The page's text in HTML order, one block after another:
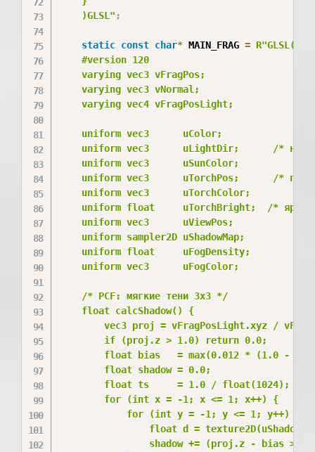
    )GLSL"
;
static const char* MAIN_FRAG = R"GLSL(
    #version 120
    varying vec3 vFragPos;
    varying vec3 vNormal;
    varying vec4 vFragPosLight;
    uniform vec3      uColor;
uniform vec3      uLightDir;      /*
    uniform vec3      uSunColor;
uniform vec3      uTorchPos;      /*
    uniform vec3      uTorchColor;
uniform float     uTorchBright;  /*
    uniform vec3      uViewPos;
    uniform sampler2D uShadowMap;
    uniform float     uFogDensity;
    uniform vec3      uFogColor;
    /* PCF: мягкие тени 3x3 */
    float calcShadow() {
vec3 proj = vFragPosLight.xyz /
        if (proj.z > 1.0) return 0.0;
float bias   = max(0.012 * (1.0 -
        float shadow = 0.0;
        float ts     = 1.0 / float(1024);
        for (int x = -1; x <= 1; x++) {
            for (int y = -1; y <= 1; y++) {
float d =
shadow += (proj.z - bias >